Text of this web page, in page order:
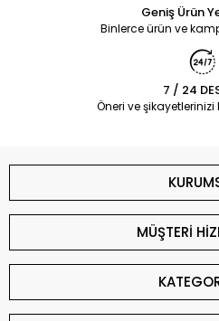
Geniş Ürün
Binlerce ürün ve
7 / 24
Öneri ve şikayetlerinizi
MÜŞTERİ